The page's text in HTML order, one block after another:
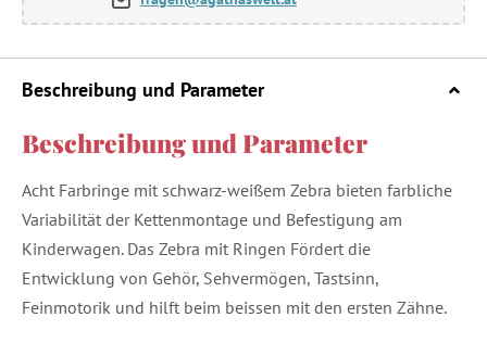
Beschreibung und Parameter
Beschreibung und Parameter
Acht Farbringe mit schwarz-weißem Zebra bieten farbliche
Variabilität der Kettenmontage und Befestigung am
Kinderwagen. Das Zebra mit Ringen Fördert die
Entwicklung von Gehör, Sehvermögen, Tastsinn,
Feinmotorik und hilft beim beissen mit den ersten Zähne.